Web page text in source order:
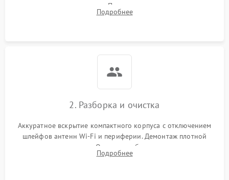
включения и индикацию. Подключение к монитору для
выявления ошибок POST или отсутствия инициализации.
Подробнее
2. Разборка и очистка
Аккуратное вскрытие компактного корпуса с отключением
шлейфов антенн Wi-Fi и периферии. Демонтаж плотной
системы охлаждения. Очистка турбины и радиатора от
спрессованной пыли антистатической кистью и сжатым
Подробнее